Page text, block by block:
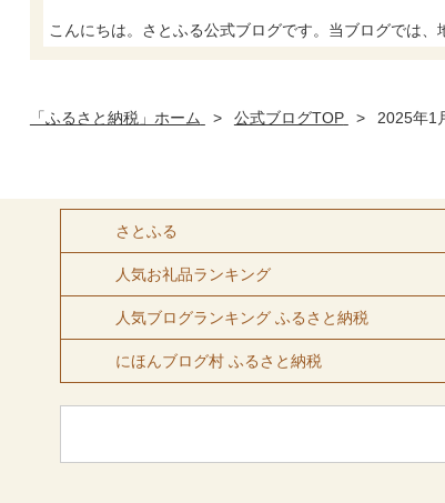
こんにちは。さとふる公式ブログです。当ブログでは
「ふるさと納税」ホーム > 公式ブログTOP > 2025年1
さとふる
人気お礼品ランキング
人気ブログランキング ふるさと納税
にほんブログ村 ふるさと納税